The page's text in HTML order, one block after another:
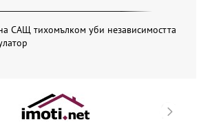
САЩ тихомълком уби независимостта